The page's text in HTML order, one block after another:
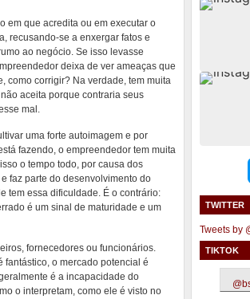
em que acredita ou em executar o
recusando-se a enxergar fatos e
ao negócio. Se isso levasse
deixa de ver ameaças que
como corrigir? Na verdade, tem muita
aceita porque contraria seus
mal.
uma forte autoimagem e por
fazendo, o empreendedor tem muita
o tempo todo, por causa dos
faz parte do desenvolvimento do
tem essa dificuldade. É o contrário:
é um sinal de maturidade e um
fornecedores ou funcionários.
fantástico, o mercado potencial é
é a incapacidade do
o interpretam, como ele é visto no
TWITTER
Tweets by
TIKTOK